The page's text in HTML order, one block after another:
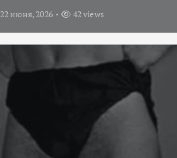
22 июня, 2026 42 views